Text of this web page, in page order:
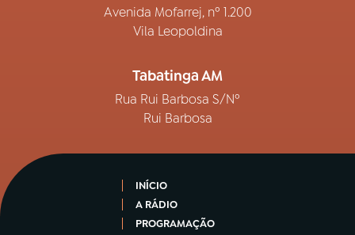
Avenida Mofarrej, nº 1.200
Vila Leopoldina
Tabatinga AM
Rua Rui Barbosa S/Nº
Rui Barbosa
INÍCIO
A RÁDIO
PROGRAMAÇÃO